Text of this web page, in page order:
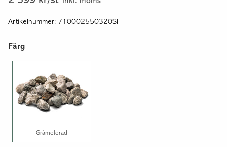
Artikelnummer: 710002550320SI
Färg
Gråmelerad